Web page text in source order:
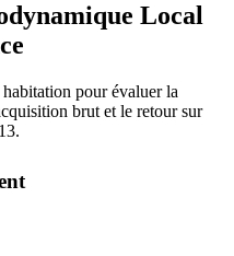
Local
pour évaluer la
brut et le retour sur
13.